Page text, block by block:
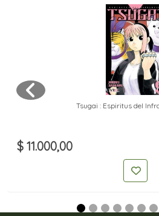
Tsugai : Espiritus del
$ 11.000,00